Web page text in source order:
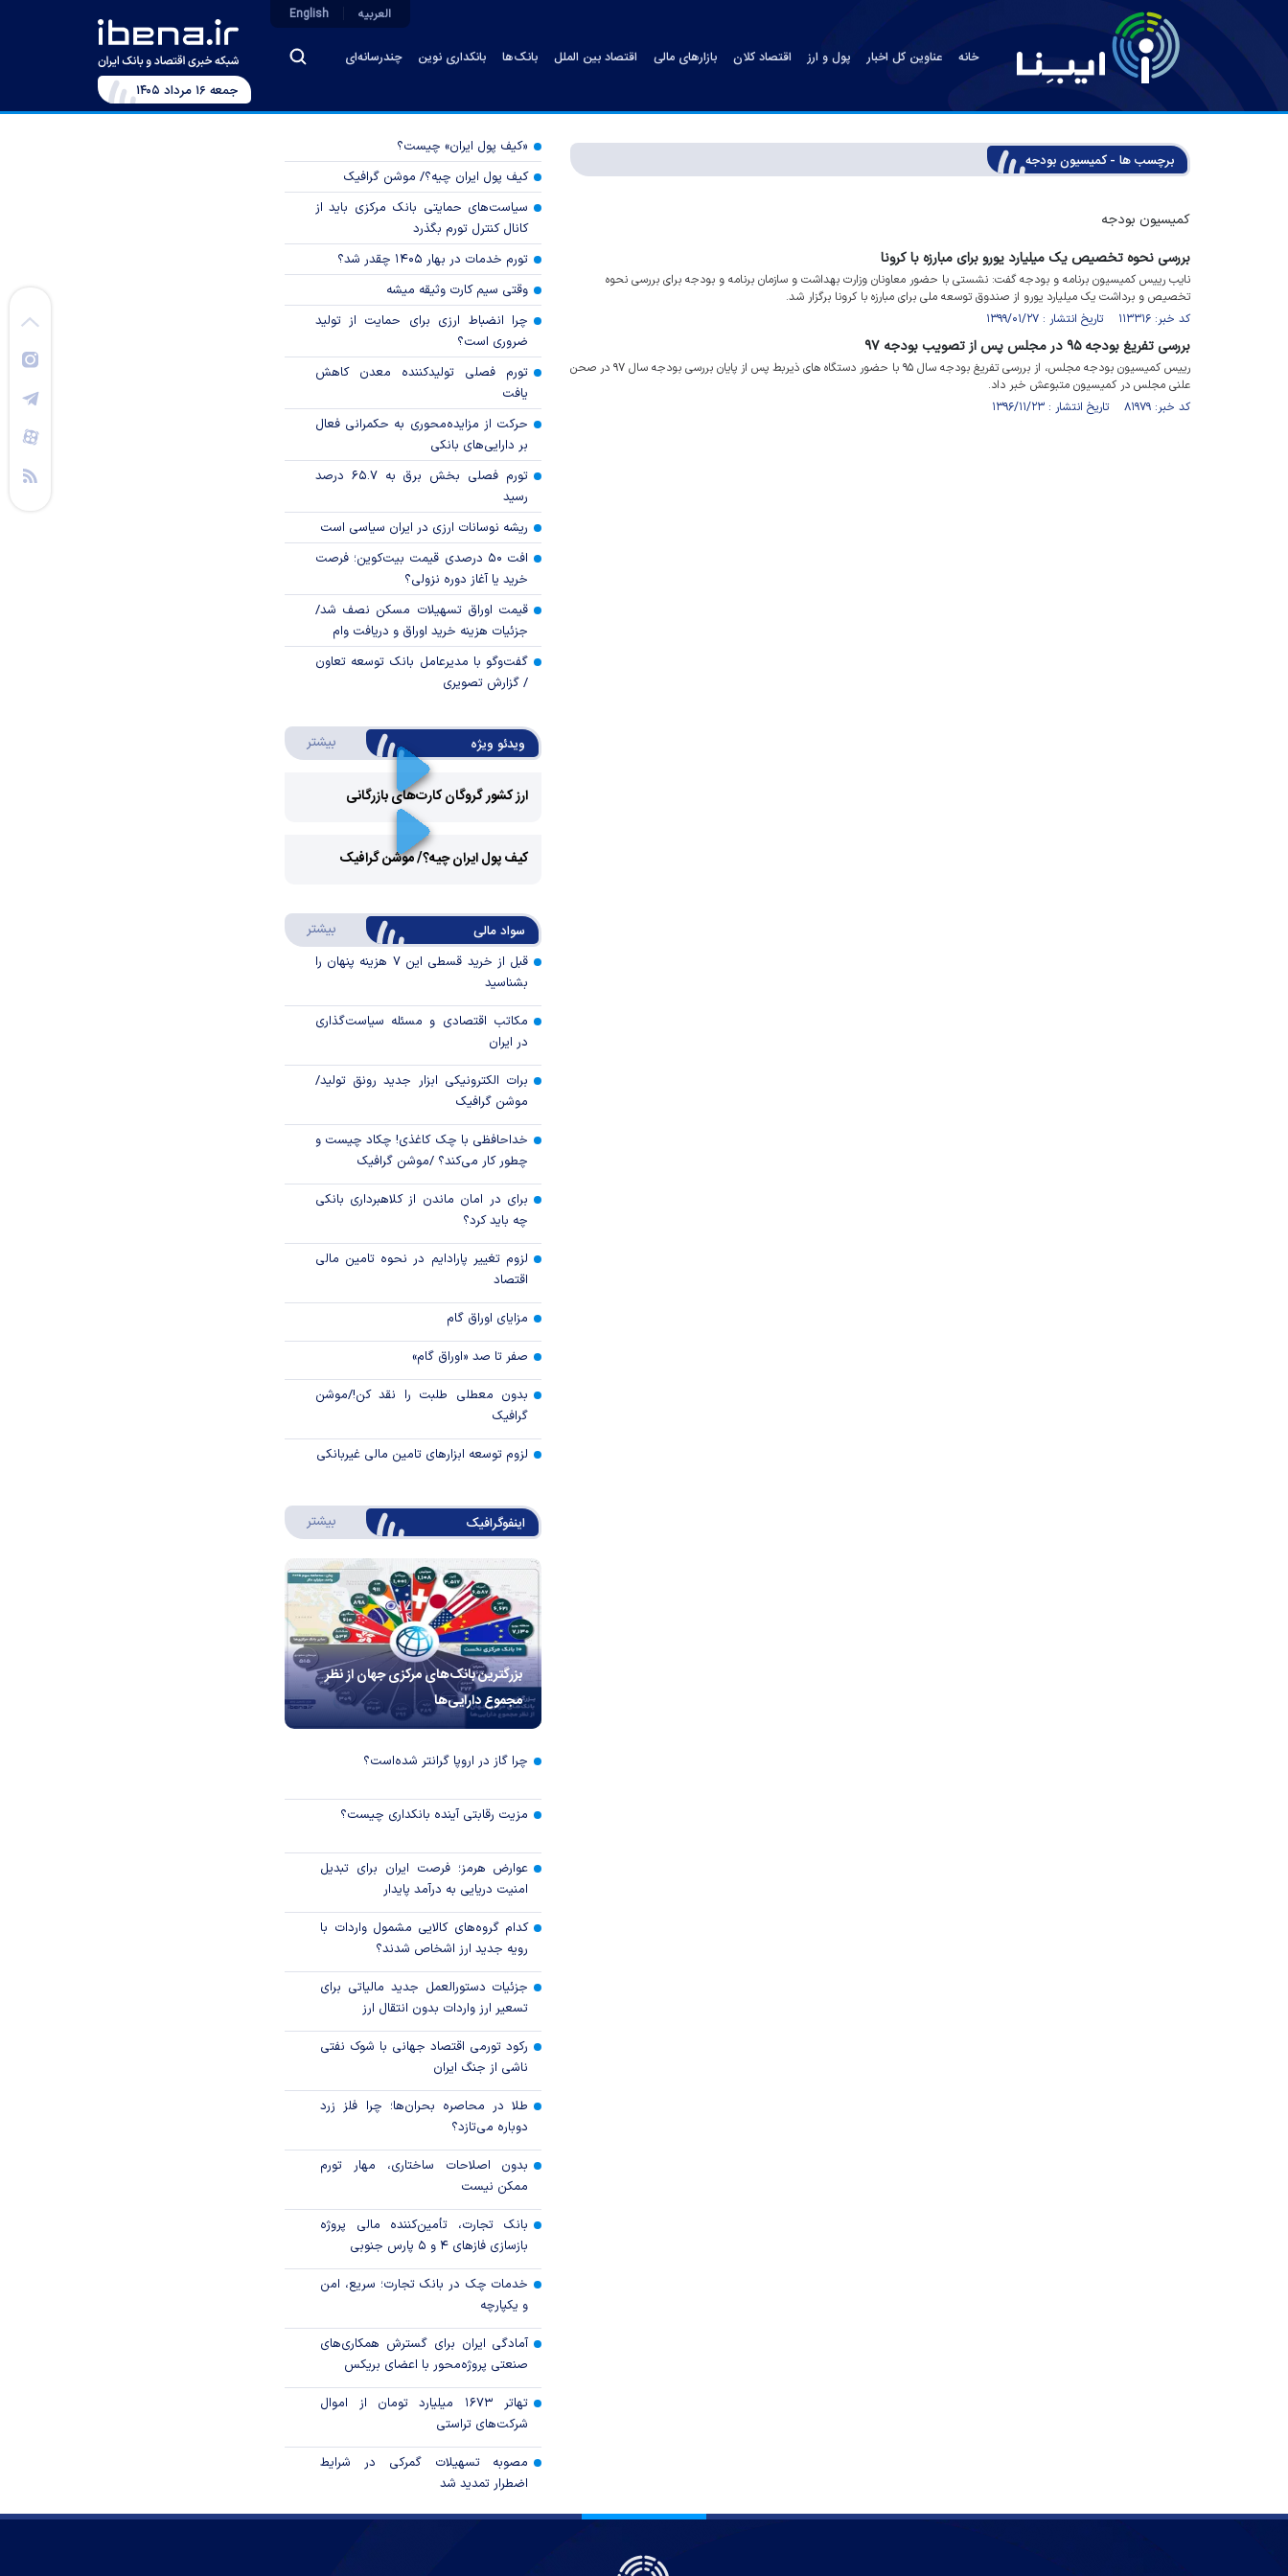
خانه عناوین کل اخبار پول و ارز اقتصاد کلان بازارهای مالی اقتصاد بین الملل بانک‌ها بانکداری نوین چندرسانه‌ای
العربیه English
جمعه ۱۶ مرداد ۱۴۰۵
برچسب ها - کمیسیون بودجه
کمیسیون بودجه
بررسی نحوه تخصیص یک میلیارد یورو برای مبارزه با کرونا
نایب رییس کمیسیون برنامه و بودجه گفت: نشستی با حضور معاونان وزارت بهداشت و سازمان برنامه و بودجه برای بررسی نحوه
تخصیص و برداشت یک میلیارد یورو از صندوق توسعه ملی برای مبارزه با کرونا برگزار شد.
کد خبر: ۱۱۳۳۱۶ تاریخ انتشار : ۱۳۹۹/۰۱/۲۷
بررسی تفریغ بودجه ۹۵ در مجلس پس از تصویب بودجه ۹۷
رییس کمیسیون بودجه مجلس، از بررسی تفریغ بودجه سال ۹۵ با حضور دستگاه های ذیربط پس از پایان بررسی بودجه سال ۹۷ در صحن
علنی مجلس در کمیسیون متبوعش خبر داد.
کد خبر: ۸۱۹۷۹ تاریخ انتشار : ۱۳۹۶/۱۱/۲۳
«کیف پول ایران» چیست؟
کیف پول ایران چیه؟/ موشن گرافیک
سیاست‌های حمایتی بانک مرکزی باید از
کانال کنترل تورم بگذرد
تورم خدمات در بهار ۱۴۰۵ چقدر شد؟
وقتی سیم کارت وثیقه میشه
چرا انضباط ارزی برای حمایت از تولید
ضروری است؟
تورم فصلی تولیدکننده معدن کاهش
یافت
حرکت از مزایده‌محوری به حکمرانی فعال
بر دارایی‌های بانکی
تورم فصلی بخش برق به ۶۵.۷ درصد
رسید
ریشه نوسانات ارزی در ایران سیاسی است
افت ۵۰ درصدی قیمت بیت‌کوین؛ فرصت
خرید یا آغاز دوره نزولی؟
قیمت اوراق تسهیلات مسکن نصف شد/
جزئیات هزینه خرید اوراق و دریافت وام
گفت‌وگو با مدیرعامل بانک توسعه تعاون
/ گزارش تصویری
ویدئو ویژه بیشتر درباره ویدئو ویژه
ارز کشور گروگان کارت‌های بازرگانی
Video
کیف پول ایران چیه؟/ موشن گرافیک
سواد مالی بیشتر درباره سواد مالی
قبل از خرید قسطی این ۷ هزینه پنهان را
بشناسید
مکاتب اقتصادی و مسئله سیاست‌گذاری
در ایران
برات الکترونیکی ابزار جدید رونق تولید/
موشن گرافیک
خداحافظی با چک کاغذی! چکاد چیست و
چطور کار می‌کند؟ /موشن گرافیک
برای در امان ماندن از کلاهبرداری بانکی
چه باید کرد؟
لزوم تغییر پارادایم در نحوه تامین مالی
اقتصاد
مزایای اوراق گام
صفر تا صد «اوراق گام»
بدون معطلی طلبت را نقد کن!/موشن
گرافیک
لزوم توسعه ابزارهای تامین مالی غیربانکی
اینفوگرافیک بیشتر درباره اینفوگرافیک
بزرگترین بانک‌های مرکزی جهان از نظر
مجموع دارایی‌ها
چرا گاز در اروپا گرانتر شده‌است؟
مزیت رقابتی آینده بانکداری چیست؟
عوارض هرمز؛ فرصت ایران برای تبدیل
امنیت دریایی به درآمد پایدار
کدام گروه‌های کالایی مشمول واردات با
رویه جدید ارز اشخاص شدند؟
جزئیات دستورالعمل جدید مالیاتی برای
تسعیر ارز واردات بدون انتقال ارز
رکود تورمی اقتصاد جهانی با شوک نفتی
ناشی از جنگ ایران
طلا در محاصره بحران‌ها؛ چرا فلز زرد
دوباره می‌تازد؟
بدون اصلاحات ساختاری، مهار تورم
ممکن نیست
بانک تجارت، تأمین‌کننده مالی پروژه
بازسازی فاز‌های ۴ و ۵ پارس جنوبی
خدمات چک در بانک تجارت؛ سریع، امن
و یکپارچه
آمادگی ایران برای گسترش همکاری‌های
صنعتی پروژه‌محور با اعضای بریکس
تهاتر ۱۶۷۳ میلیارد تومان از اموال
شرکت‌های تراستی
مصوبه تسهیلات گمرکی در شرایط
اضطرار تمدید شد